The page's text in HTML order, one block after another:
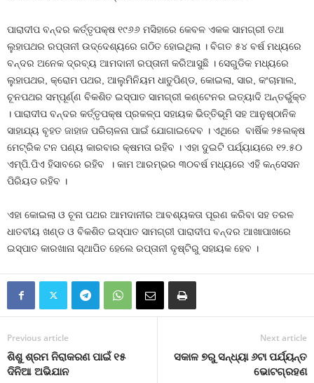
ପାରାଦୀପ ବନ୍ଦର କର୍ତ୍ତୃପକ୍ଷ ୧୯୬୬ ମସିହାରେ କେବଳ ଏକକ ସାମଗ୍ରୀ ତଥା
ଲୁହାପଥର ରପ୍ତାନୀ ଉଦ୍ଦେଶ୍ୟରେ ଗଠିତ ହୋଇଥିଲା । ବିଗତ ୫୪ ବର୍ଷ ମଧ୍ୟରେ
ବନ୍ଦର ଅନେକ ଦ୍ରବ୍ୟ ଆମଦାନୀ ରପ୍ତାନୀ କରିଆସୁଛି । ସେଗୁଡିକ ମଧ୍ୟରେ
ଲୁହାପଥର, କ୍ରୋମ ପଥର, ଆଲୁମିନିୟମ ଧାତୁପିଣ୍ଡ, କୋଇଲା, ସାର, କଂଚାମାଲ,
ଚୂନପଥର ସମ୍ପୂର୍ଣ୍ଣ ବିକଶିତ ଇସ୍ପାତ ସାମଗ୍ରୀ କଣ୍ଟେନର ଇତ୍ୟାଦି ଅନ୍ତର୍ଭୁକ୍ତ
। ପାରାଦୀପ ବନ୍ଦର କର୍ତ୍ତୃପକ୍ଷ ପ୍ରକଳ୍ପ ସହାୟକ ଭିତ୍ତିଭୂମି ସହ ଆନୁଷ୍ଠାନିକ
ସାହାଯ୍ୟ ବୃହତ ଜାହାଜ ପରିଚାଳନା ପାଇଁ ଯୋଗାଇଦେବ । ଏଥିରେ ବାର୍ଷିକ ୨୫ଲକ୍ଷ
ମେଟ୍ରିକ ଟନ ପଣ୍ୟ କାରବାର କ୍ଷମତା ରହିବ । ଏହା ଦୁଇଟି ପର୍ଯ୍ୟାୟରେ ୧୨.୫୦
ଏମ୍‌ପି.ପିଏ ହିସାବରେ ରହିବ । କାମ ଆରମ୍ଭର ୩୦ବର୍ଷ ମଧ୍ୟରେ ଏହି କନ୍‌ସେସନ
ପିରିୟଡ ରହିବ ।
ଏହା କୋଇଲା ଓ ଚୂନା ପଥର ଆମଦାନୀର ଆବଶ୍ୟକତା ପୂରଣ କରିବା ସହ ତରଳ
ଧାତବୀୟ ଖଣ୍ଡ ଓ ବିକଶିତ ଇସ୍ପାତ ସାମଗ୍ରୀ ପାରାଦୀପ ବନ୍ଦର ଆଖାପାଖରେ
ଇସ୍ପାତ କାରଖାନା ସ୍ଥାପିତ ହେଲେ ରପ୍ତାନୀ ଦୃଷ୍ଟିରୁ ସହାୟକ ହେବ ।
Previous article
ଶିଶୁ ଶ୍ରମ ନିରାକରଣ ପାଇଁ ୧୫
ଦିନିଆ ଅଭିଯାନ
Next article
ସକାଳ ୭ରୁ ସନ୍ଧ୍ୟା ୬ଟା ପର୍ଯ୍ୟନ୍ତ
ଭୋଟଗ୍ରହଣ